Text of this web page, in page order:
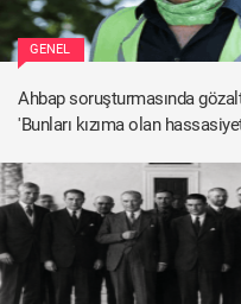
GENEL
Ahbap soruşturmasında
'Bunları kızıma olan